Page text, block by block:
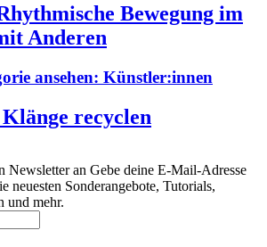
Bewegung im
Anderen
ansehen: Künstler:innen
recyclen
Newsletter an Gebe deine E-Mail-Adresse
neuesten Sonderangebote, Tutorials,
und mehr.